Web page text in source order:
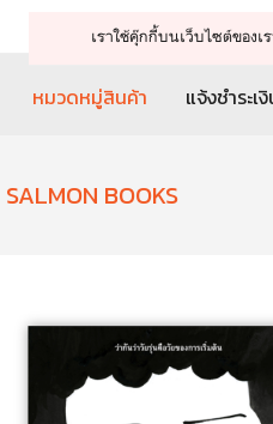
เราใช้คุ๊กกี้บนเว็บไซต์ของ
หมวดหมู่สินค้า แจ้งชำระเ
SALMON BOOKS